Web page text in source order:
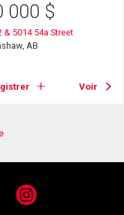
000 $
& 5014 54a Street
AB
Voir
Instagram